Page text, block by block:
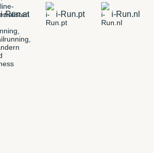
i-Run.at i-Run.pt i-Run.nl